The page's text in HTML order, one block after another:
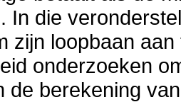
In die
zijn loopbaan
onderzoeken
de berekening